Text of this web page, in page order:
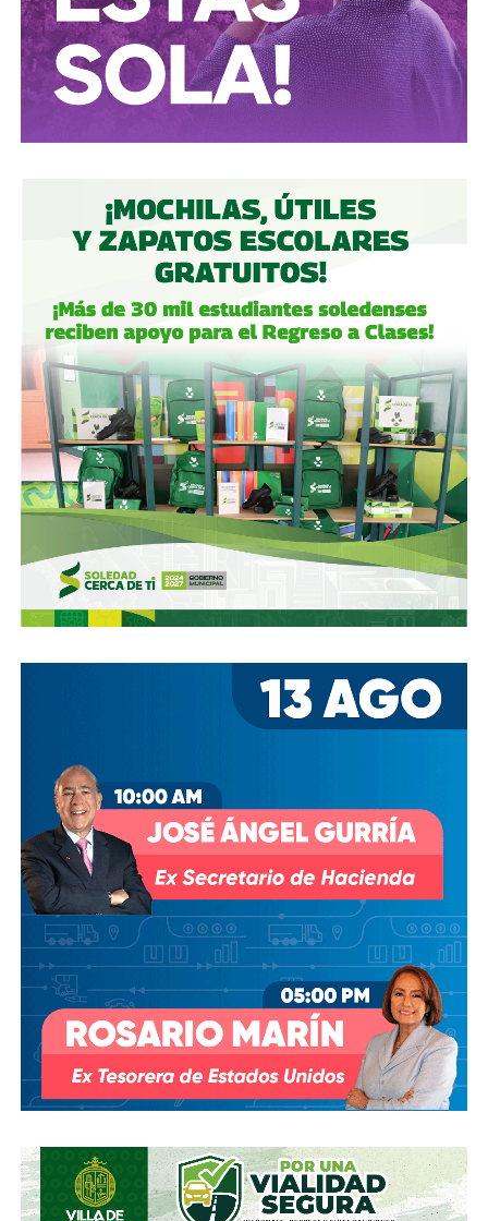
semáforo.Ciclistas:
hay solo 3 ciclovías, pero usémoslas
correctamente.
Autoridades:hagan su trabajo, pero háganlo bien, y no
descuiden lo que hicieron antes por centrarse solo en
obras nuevas.
personas se sientan más seguras entrando a un parque
bajo su cuidado, para evitar accidentes en una calle, de una
ciudad que también es parte del estado.
Gobierno municipal:no se apresuren por hacer cosas
solo de cara a la contienda electoral, échenle ganas y
háganlas bien, respeten los tiempos, informen
oportunamente a los usuarios de las vialidades.
Ya aprovechando,revisen las señales de tránsito de la
zona, que necesitan mantenimiento, y luego dense una
vuelta por la ciudad:hay banquetas que son
estacionamientos, hay ciclovías intransitables, hay
peatones en riesgoporque los conductores no siguen el
reglamento.
En pocas palabras,
bajemos todos la velocidad… en
Arrancó la carrera, todos la van perdiendo |